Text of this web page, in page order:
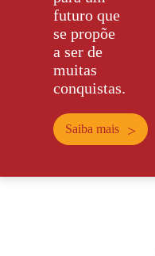
futuro que
se propõe
a ser de
muitas
conquistas.
Saiba mais >